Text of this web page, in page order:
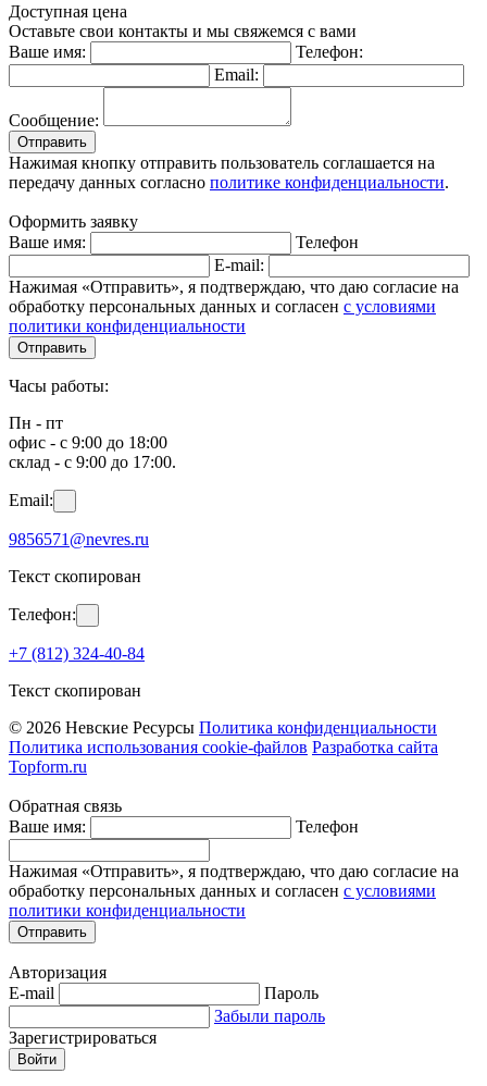
Доступная цена
Оставьте свои контакты и мы свяжемся с вами
Ваше имя:
Телефон:
Email:
Сообщение:
Отправить
Нажимая кнопку отправить пользователь соглашается на
передачу данных согласно политике конфиденциальности.
Оформить заявку
Ваше имя:
Телефон
E-mail:
Нажимая «Отправить», я подтверждаю, что даю согласие на
обработку персональных данных и согласен с условиями
политики конфиденциальности
Отправить
Часы работы:
Пн - пт
офис - с 9:00 до 18:00
склад - с 9:00 до 17:00.
Email:
9856571@nevres.ru
Текст скопирован
Телефон:
+7 (812) 324-40-84
Текст скопирован
© 2026 Невские Ресурсы Политика конфиденциальности
Политика использования cookie-файлов Разработка сайта
Topform.ru
Обратная связь
Ваше имя:
Телефон
Нажимая «Отправить», я подтверждаю, что даю согласие на
обработку персональных данных и согласен с условиями
политики конфиденциальности
Отправить
Авторизация
E-mail
Пароль
Забыли пароль
Зарегистрироваться
Войти